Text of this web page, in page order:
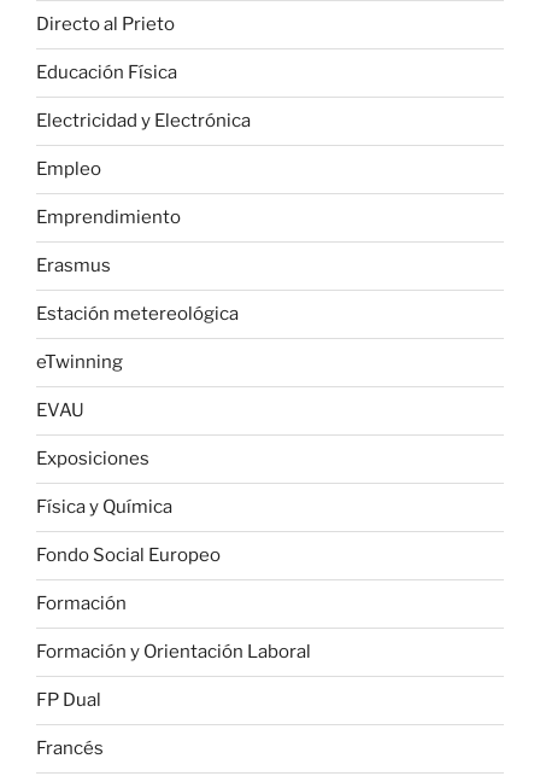
Directo al Prieto
Educación Física
Electricidad y Electrónica
Empleo
Emprendimiento
Erasmus
Estación metereológica
eTwinning
EVAU
Exposiciones
Física y Química
Fondo Social Europeo
Formación
Formación y Orientación Laboral
FP Dual
Francés